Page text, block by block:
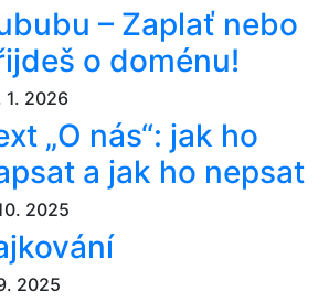
– Zaplať nebo
o doménu!
1. 2026
„O nás“: jak ho
a jak ho nepsat
2025
2025